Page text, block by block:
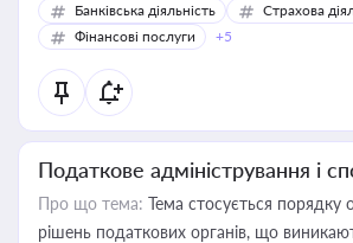
Банківська діяльність
Страхова
Фінансові послуги
+5
Податкове адміністрування і
Про що тема: Тема стосується порядку
рішень податкових органів, що